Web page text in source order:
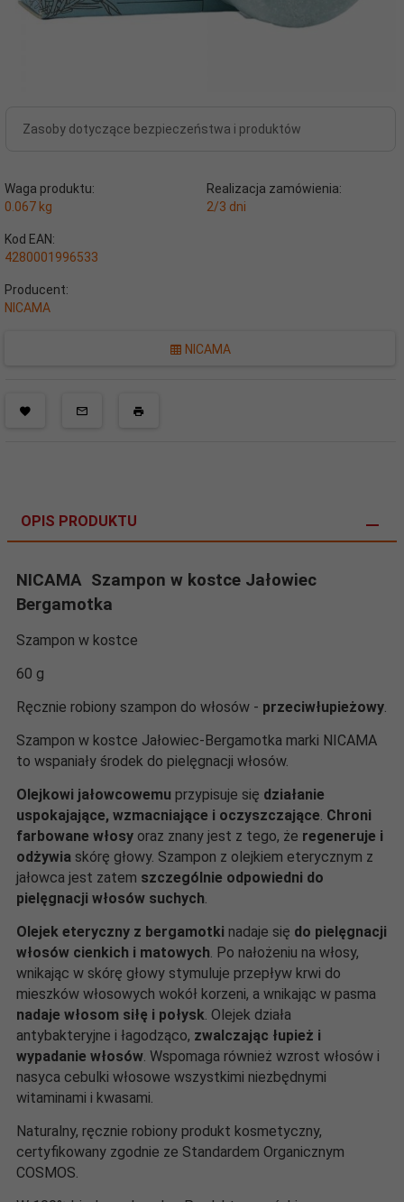
Zasoby dotyczące bezpieczeństwa i produktów
Waga produktu:
0.067 kg
Realizacja zamówienia:
2/3 dni
Kod EAN:
4280001996533
Producent:
NICAMA
NICAMA
OPIS PRODUKTU
NICAMA Szampon w kostce Jałowiec
Bergamotka
Szampon w kostce
60 g
Ręcznie robiony szampon do włosów - przeciwłupieżowy.
Szampon w kostce Jałowiec-Bergamotka marki NICAMA
to wspaniały środek do pielęgnacji włosów.
Olejkowi jałowcowemu przypisuje się działanie
uspokajające, wzmacniające i oczyszczające. Chroni
farbowane włosy oraz znany jest z tego, że regeneruje i
odżywia skórę głowy. Szampon z olejkiem eterycznym z
jałowca jest zatem szczególnie odpowiedni do
pielęgnacji włosów suchych.
Olejek eteryczny z bergamotki nadaje się do pielęgnacji
włosów cienkich i matowych. Po nałożeniu na włosy,
wnikając w skórę głowy stymuluje przepływ krwi do
mieszków włosowych wokół korzeni, a wnikając w pasma
nadaje włosom siłę i połysk. Olejek działa
antybakteryjne i łagodząco, zwalczając łupież i
wypadanie włosów. Wspomaga również wzrost włosów i
nasyca cebulki włosowe wszystkimi niezbędnymi
witaminami i kwasami.
Naturalny, ręcznie robiony produkt kosmetyczny,
certyfikowany zgodnie ze Standardem Organicznym
COSMOS.